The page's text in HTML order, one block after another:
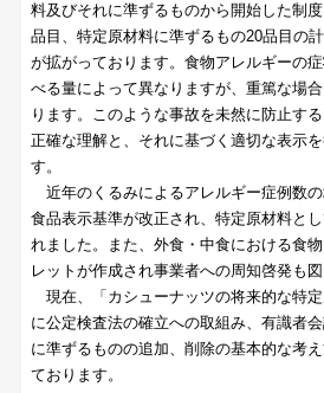
料及びそれに準ずるものから開始した制
品目、特定原材料に準ずるもの20品目の
が拡がっております。食物アレルギーの
べる量によって異なりますが、重篤な場
ります。このような事故を未然に防止す
正確な理解と、それに基づく適切な表示
す。
近年のくるみによるアレルギー症例数
食品表示基準が改正され、特定原材料と
れました。また、外食・中食における食
レットが作成され事業者への周知啓発も図
現在、「カシューナッツの将来的な特
に公定検査法の確立への取組み、有識者
に準ずるものの追加、削除の基本的な考
ております。